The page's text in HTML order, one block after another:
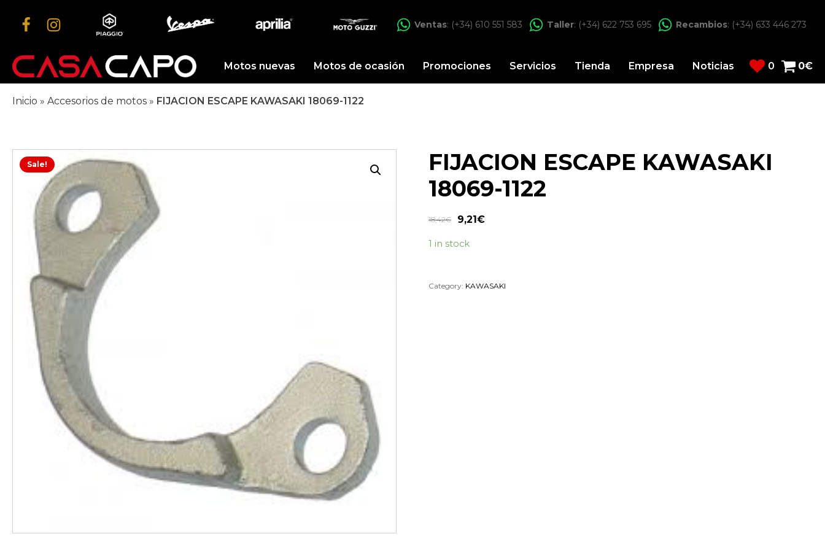
Ventas: (+34) 610 551 583 Taller: (+34) 622 753 695 Recambios: (+34) 633 446 273
Motos nuevas Motos de ocasión Promociones Servicios Tienda Empresa Noticias 0 0€
Inicio » Accesorios de motos » FIJACION ESCAPE KAWASAKI 18069-1122
Sale!
FIJACION ESCAPE KAWASAKI
18069-1122
18,42€ 9,21€
1 in stock
Category: KAWASAKI